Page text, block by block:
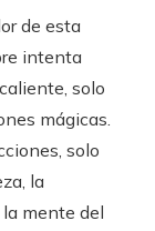
de esta
intenta
solo
mágicas.
solo
la
la mente del